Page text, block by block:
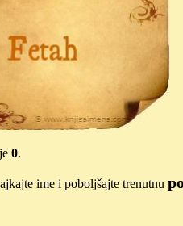
je 0.
ime i poboljšajte trenutnu